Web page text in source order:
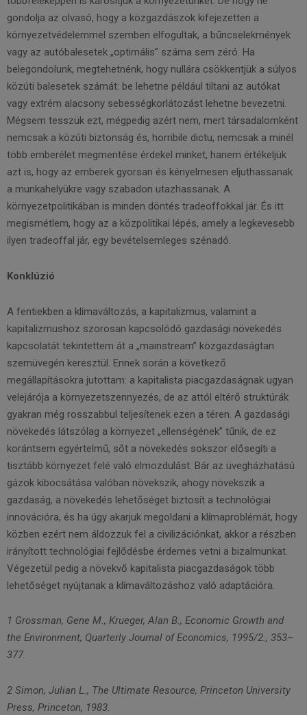
gondolja az olvasó, hogy a közgazdászok kifejezetten a
környezetvédelemmel szemben elfogultak, a bűncselekmények
vagy az autóbalesetek „optimális” száma sem zéró. Ha
belegondolunk, megtehetnénk, hogy nullára csökkentjük a súlyos
közúti balesetek számát: be lehetne például tiltani az autókat
vagy extrém alacsony sebességkorlátozást lehetne bevezetni.
Mégsem tesszük ezt, mégpedig azért nem, mert társadalomként
nemcsak a közúti biztonság és, horribile dictu, nemcsak a minél
több emberélet megmentése érdekel minket, hanem értékeljük
azt is, hogy az emberek gyorsan és kényelmesen eljuthassanak
a munkahelyükre vagy szabadon utazhassanak. A
környezetpolitikában is minden döntés tradeoffokkal jár. És itt
megismétlem, hogy az a közpolitikai lépés, amely a legkevesebb
ilyen tradeoffal jár, egy bevételsemleges szénadó.
Konklúzió
A fentiekben a klímaváltozás, a kapitalizmus, valamint a
kapitalizmushoz szorosan kapcsolódó gazdasági növekedés
kapcsolatát tekintettem át a „mainstream” közgazdaságtan
szemüvegén keresztül. Ennek során a következő
megállapításokra jutottam: a kapitalista piacgazdaságnak ugyan
velejárója a környezetszennyezés, de az attól eltérő struktúrák
gyakran még rosszabbul teljesítenek ezen a téren. A gazdasági
növekedés látszólag a környezet „ellenségének” tűnik, de ez
korántsem egyértelmű, sőt a növekedés sokszor elősegíti a
tisztább környezet felé való elmozdulást. Bár az üvegházhatású
gázok kibocsátása valóban növekszik, ahogy növekszik a
gazdaság, a növekedés lehetőséget biztosít a technológiai
innovációra, és ha úgy akarjuk megoldani a klímaproblémát, hogy
közben ezért nem áldozzuk fel a civilizációnkat, akkor a részben
irányított technológiai fejlődésbe érdemes vetni a bizalmunkat.
Végezetül pedig a növekvő kapitalista piacgazdaságok több
lehetőséget nyújtanak a klímaváltozáshoz való adaptációra.
1 Grossman, Gene M., Krueger, Alan B., Economic Growth and
the Environment, Quarterly Journal of Economics, 1995/2., 353–
377.
2 Simon, Julian L., The Ultimate Resource, Princeton University
Press, Princeton, 1983.